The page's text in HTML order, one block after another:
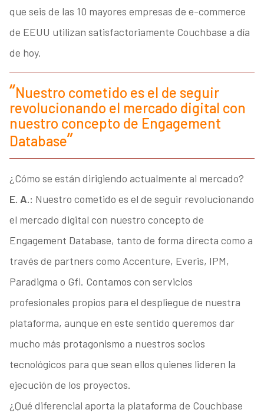
que seis de las 10 mayores empresas de e-commerce
de EEUU utilizan satisfactoriamente Couchbase a día
de hoy.
Nuestro cometido es el de seguir
revolucionando el mercado digital con
nuestro concepto de Engagement
Database
¿Cómo se están dirigiendo actualmente al mercado?
E. A.: Nuestro cometido es el de seguir revolucionando
el mercado digital con nuestro concepto de
Engagement Database, tanto de forma directa como a
través de partners como Accenture, Everis, IPM,
Paradigma o Gfi. Contamos con servicios
profesionales propios para el despliegue de nuestra
plataforma, aunque en este sentido queremos dar
mucho más protagonismo a nuestros socios
tecnológicos para que sean ellos quienes lideren la
ejecución de los proyectos.
¿Qué diferencial aporta la plataforma de Couchbase